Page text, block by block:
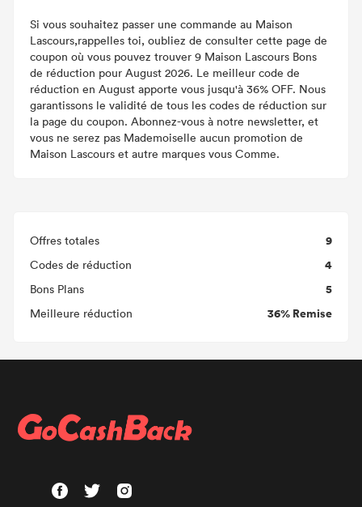
Si vous souhaitez passer une commande au Maison
Lascours,rappelles toi, oubliez de consulter cette page de
coupon où vous pouvez trouver 9 Maison Lascours Bons
de réduction pour August 2026. Le meilleur code de
réduction en August apporte vous jusqu'à 36% OFF. Nous
garantissons le validité de tous les codes de réduction sur
la page du coupon. Abonnez-vous à notre newsletter, et
vous ne serez pas Mademoiselle aucun promotion de
Maison Lascours et autre marques vous Comme.
Offres totales 9
Codes de réduction 4
Bons Plans 5
Meilleure réduction 36% Remise